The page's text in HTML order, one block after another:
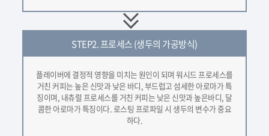
STEP2.프로세스 (생두의 가공방식)
플레이버에 결정적 영향을 미치는 원인이 되며 워시드 프로세스를
거친 커피는 높은 신맛과 낮은 바디, 부드럽고 섬세한 아로마가 특
징이며, 내츄럴 프로세스를 거친 커피는 낮은 신맛과 높은바디, 달
콤한 아로마가 특징이다. 로스팅 프로파일 시 생두의 변수가 중요
하다.